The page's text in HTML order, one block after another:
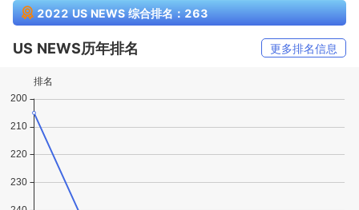
2022 US NEWS 综合排名：263
US NEWS历年排名 更多排名信息